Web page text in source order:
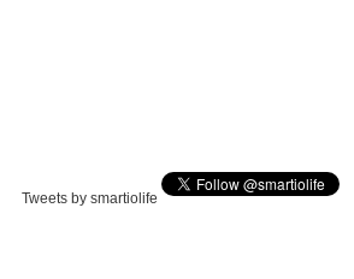
Tweets by smartiolife